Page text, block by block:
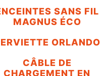
SANS FIL
MAGNUS ÉCO
ORLANDO
CÂBLE DE
CHARGEMENT EN